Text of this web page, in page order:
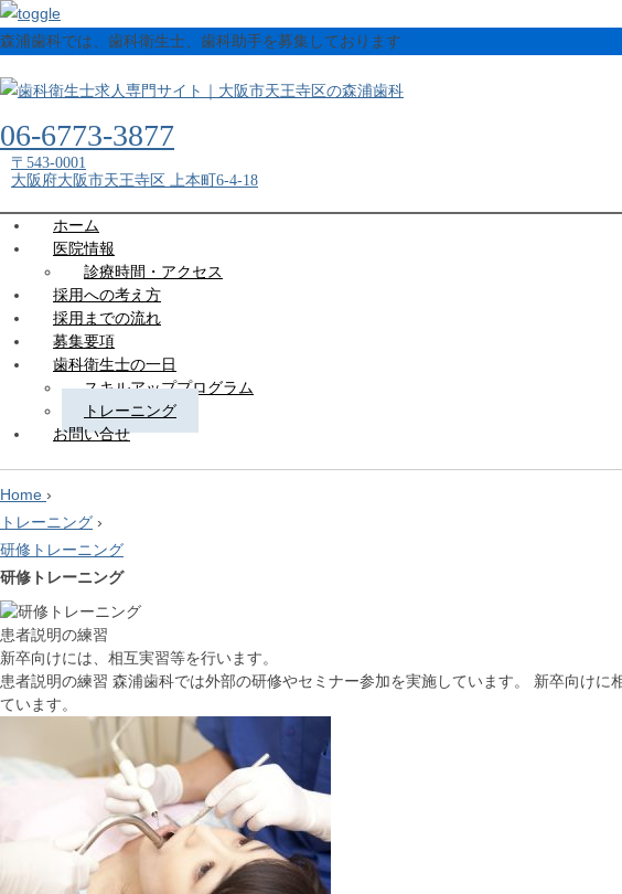
森浦歯科では、歯科衛生士、歯科助手を募集しております
06-6773-3877
〒543-0001
大阪府大阪市天王寺区 上本町6-4-18
ホーム
医院情報
診療時間・アクセス
採用への考え方
採用までの流れ
募集要項
歯科衛生士の一日
スキルアッププログラム
トレーニング
お問い合せ
Home ›
トレーニング ›
研修トレーニング
研修トレーニング
患者説明の練習
新卒向けには、相互実習等を行います。
患者説明の練習 森浦歯科では外部の研修やセミナー参加を実施しています。 新卒向けに
ています。